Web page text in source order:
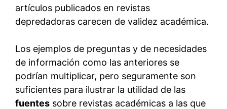
artículos publicados en revistas
depredadoras carecen de validez académica.
Los ejemplos de preguntas y de necesidades
de información como las anteriores se
podrían multiplicar, pero seguramente son
suficientes para ilustrar la utilidad de las
fuentes sobre revistas académicas a las que